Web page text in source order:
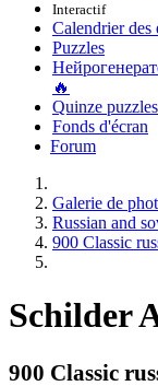
Interactif
Calendrier des
Puzzles
🔥
Quinze puzzles
Fonds d'écran
Forum
Galerie de
Russian and
900 Classic
Schilder
900 Classic